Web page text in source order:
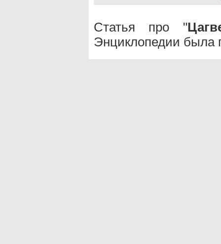
Статья про "
Энциклопедии была